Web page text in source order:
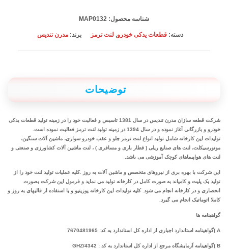
شناسه محصول: MAP0132
دسته: قطعات یدکی خودرو, لنت ترمز برند: مدرن تندیس
توضیحات
شرکت قطعه سازان مدرن تندیس در سال 1381 تاسیس و فعالیت خود را در زمینه تولید قطعات یدکی
خودرو و بازرگانی آغاز نموده و در سال 1394 در زمینه تولید لنت ترمز فعالیت نموده است.
تولیدات این کارخانه شامل تولید انواع لنت ترمز جلو و عقب خودرو سواری، ماشین آلات سنگین،
موتورسیکلت، لنت های صنایع ریلی ( قطار باری و مسافری ) ، لنت ماشین آلات کشاورزی و صنعتی و
لنت های هواپیماهای کوچک آموزشی می باشد.
این شرکت با بهره بری از نیروهای متخصص و ماشین آلات به روز .کلیه عملیات تولید لنت خود را از
تولید بک پلیت و کامپاند به صورت کامل در کارخانه تولید می نماید و فرمول این شرکت بصورت
انحصاری و در کارخانه انجام می شود. کلیه تولیدات این کارخانه پوزیتیو و با استفاده از قالبهای به روز و
کاملا اتوماتیک انجام می گیرد.
گواهینامه ها
A )گواهینامه استاندارد اجباری از اداره کل استاندارد به کد: 7670481965
B )گواهینامه آزمایشگاه مرجع از اداره کل استاندارد به کد : GHZ/4342